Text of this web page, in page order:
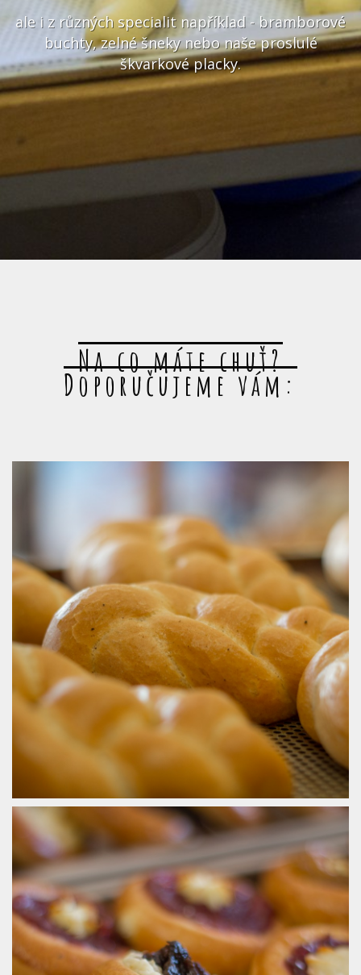
ale i z různých specialit například - bramborové
buchty, zelné šneky nebo naše proslulé
škvarkové placky.
Na co máte chuť?
Doporučujeme vám: